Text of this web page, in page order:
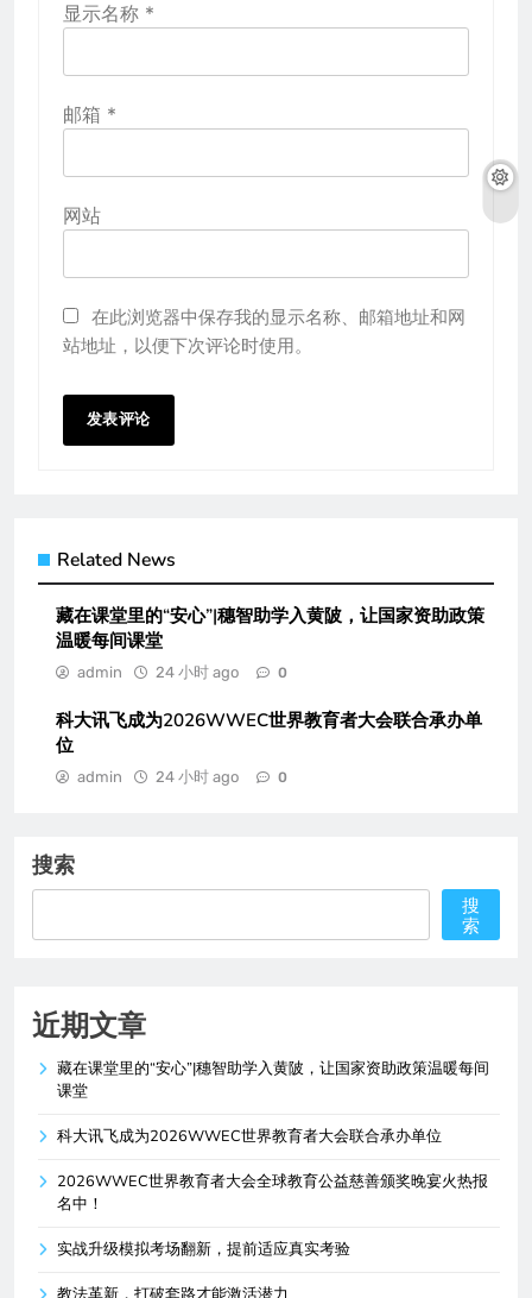
显示名称 *
邮箱 *
网站
在此浏览器中保存我的显示名称、邮箱地址和网
站地址，以便下次评论时使用。
Related News
藏在课堂里的“安心”|穗智助学入黄陂，让国家资助政策
温暖每间课堂
admin 24 小时 ago 0
科大讯飞成为2026WWEC世界教育者大会联合承办单
位
admin 24 小时 ago 0
搜索
搜
索
近期文章
藏在课堂里的“安心”|穗智助学入黄陂，让国家资助政策温暖每间
课堂
科大讯飞成为2026WWEC世界教育者大会联合承办单位
2026WWEC世界教育者大会全球教育公益慈善颁奖晚宴火热报
名中！
实战升级模拟考场翻新，提前适应真实考验